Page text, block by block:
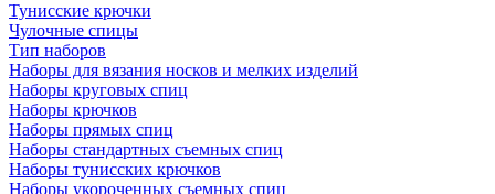
Тунисские крючки
Чулочные спицы
Тип наборов
Наборы для вязания носков и мелких изделий
Наборы круговых спиц
Наборы крючков
Наборы прямых спиц
Наборы стандартных съемных спиц
Наборы тунисских крючков
Наборы укороченных съемных спиц